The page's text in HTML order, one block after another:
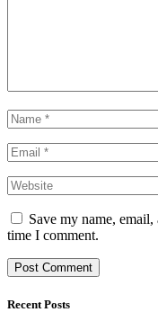
Save my name,
time I comment.
Recent Posts